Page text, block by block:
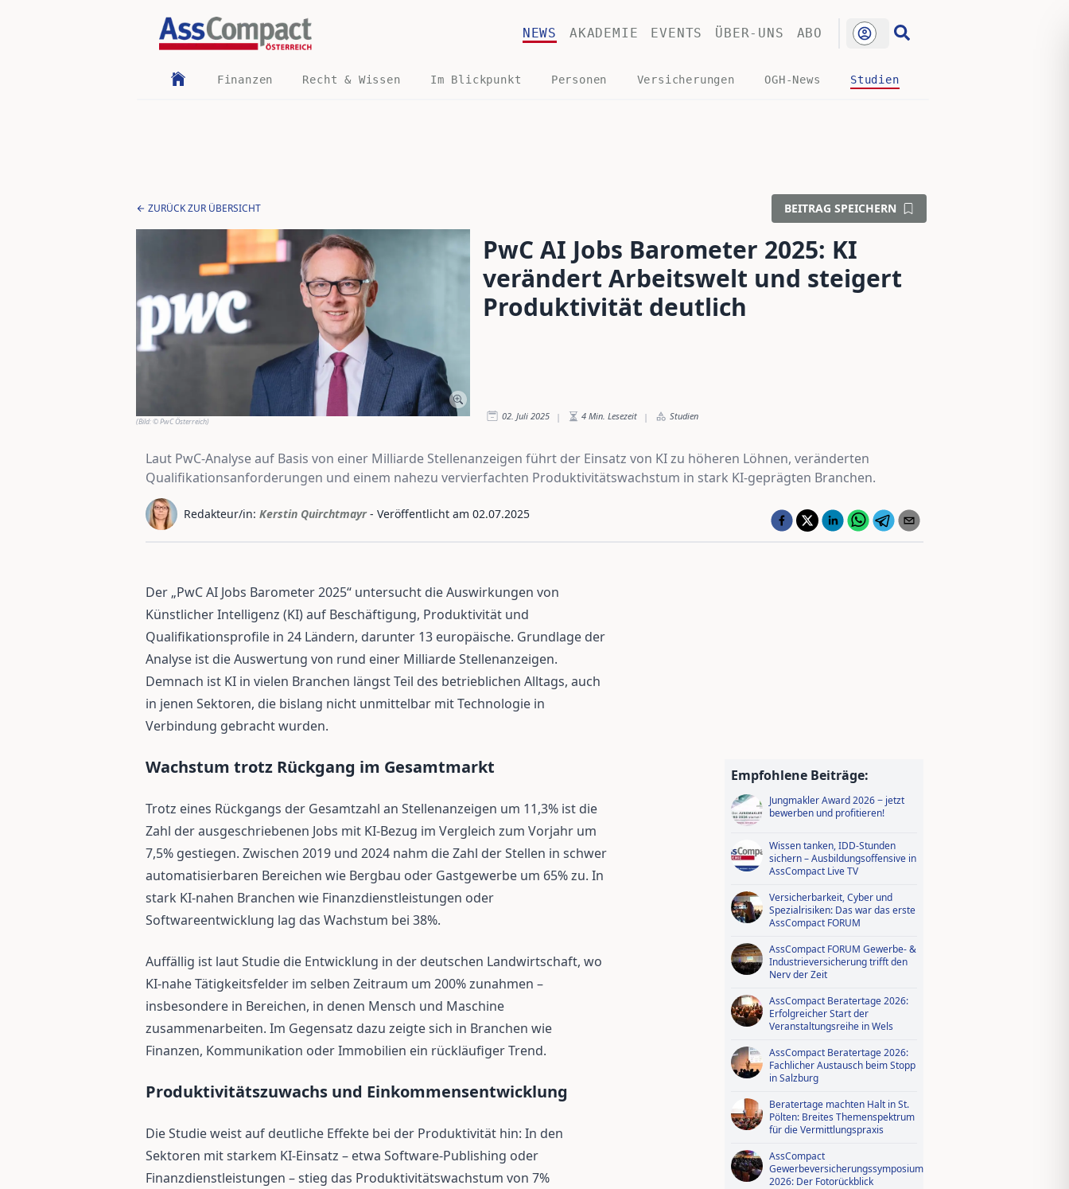
NEWS AKADEMIE EVENTS ÜBER-UNS ABO
Finanzen Recht & Wissen Im Blickpunkt Personen Versicherungen OGH-News Studien
ZURÜCK ZUR ÜBERSICHT BEITRAG SPEICHERN
(Bild:© PwC Österreich)
PwC AI Jobs Barometer 2025: KI
verändert Arbeitswelt und steigert
Produktivität deutlich
02. Juli 2025 | 4 Min. Lesezeit | Studien
Laut PwC-Analyse auf Basis von einer Milliarde Stellenanzeigen führt der Einsatz von KI zu höheren Löhnen, veränderten
Qualifikationsanforderungen und einem nahezu vervierfachten Produktivitätswachstum in stark KI-geprägten Branchen.
Redakteur/in: Kerstin Quirchtmayr - Veröffentlicht am 02.07.2025
Der „PwC AI Jobs Barometer 2025“ untersucht die Auswirkungen von
Künstlicher Intelligenz (KI) auf Beschäftigung, Produktivität und
Qualifikationsprofile in 24 Ländern, darunter 13 europäische. Grundlage der
Analyse ist die Auswertung von rund einer Milliarde Stellenanzeigen.
Demnach ist KI in vielen Branchen längst Teil des betrieblichen Alltags, auch
in jenen Sektoren, die bislang nicht unmittelbar mit Technologie in
Verbindung gebracht wurden.
Wachstum trotz Rückgang im Gesamtmarkt
Trotz eines Rückgangs der Gesamtzahl an Stellenanzeigen um 11,3% ist die
Zahl der ausgeschriebenen Jobs mit KI-Bezug im Vergleich zum Vorjahr um
7,5% gestiegen. Zwischen 2019 und 2024 nahm die Zahl der Stellen in schwer
automatisierbaren Bereichen wie Bergbau oder Gastgewerbe um 65% zu. In
stark KI-nahen Branchen wie Finanzdienstleistungen oder
Softwareentwicklung lag das Wachstum bei 38%.
Auffällig ist laut Studie die Entwicklung in der deutschen Landwirtschaft, wo
KI-nahe Tätigkeitsfelder im selben Zeitraum um 200% zunahmen –
insbesondere in Bereichen, in denen Mensch und Maschine
zusammenarbeiten. Im Gegensatz dazu zeigte sich in Branchen wie
Finanzen, Kommunikation oder Immobilien ein rückläufiger Trend.
Produktivitätszuwachs und Einkommensentwicklung
Die Studie weist auf deutliche Effekte bei der Produktivität hin: In den
Sektoren mit starkem KI-Einsatz – etwa Software-Publishing oder
Finanzdienstleistungen – stieg das Produktivitätswachstum von 7%
Empfohlene Beiträge:
Jungmakler Award 2026 − jetzt
bewerben und profitieren!
Wissen tanken, IDD-Stunden
sichern – Ausbildungsoffensive in
AssCompact Live TV
Versicherbarkeit, Cyber und
Spezialrisiken: Das war das erste
AssCompact FORUM
AssCompact FORUM Gewerbe- &
Industrieversicherung trifft den
Nerv der Zeit
AssCompact Beratertage 2026:
Erfolgreicher Start der
Veranstaltungsreihe in Wels
AssCompact Beratertage 2026:
Fachlicher Austausch beim Stopp
in Salzburg
Beratertage machten Halt in St.
Pölten: Breites Themenspektrum
für die Vermittlungspraxis
AssCompact
Gewerbeversicherungssymposium
2026: Der Fotorückblick